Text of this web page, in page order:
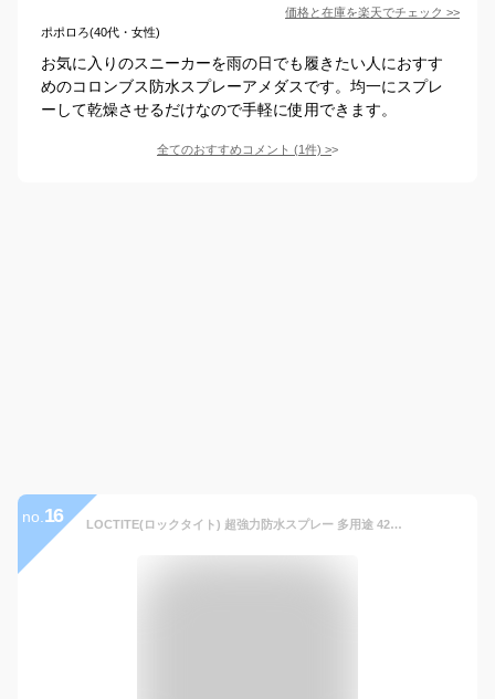
価格と在庫を楽天でチェック >>
ポポロろ(40代・女性)
お気に入りのスニーカーを雨の日でも履きたい人におすす
めのコロンブス防水スプレーアメダスです。均一にスプレ
ーして乾燥させるだけなので手軽に使用できます。
全てのおすすめコメント (1件) >
no. 16 LOCTITE(ロックタイト) 超強力防水スプレー 多用途 420ml - 水、油をはじいて強力ガード、衣類・布・革製品用防水スプレー